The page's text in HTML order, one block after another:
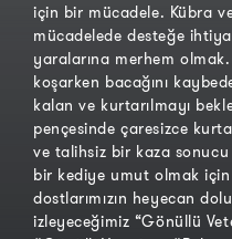
için bir mücadele. Kübra
mücadelede desteğe
yaralarına merhem
koşarken bacağını
kalan ve kurtarılmayı
pençesinde çaresizce
ve talihsiz bir kaza
bir kediye umut olmak için
dostlarımızın heyecan
izleyeceğimiz “Gönüllü